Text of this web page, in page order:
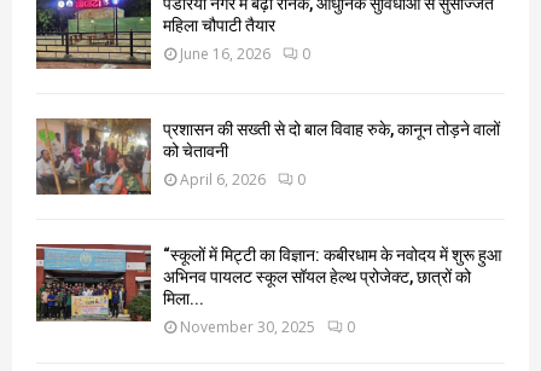
महिला चौपाटी तैयार
June 16, 2026 0
प्रशासन की सख्ती से दो बाल विवाह रुके, कानून तोड़ने वालों
को चेतावनी
April 6, 2026 0
“स्कूलों में मिट्टी का विज्ञान: कबीरधाम के नवोदय में शुरू हुआ
अभिनव पायलट स्कूल सॉयल हेल्थ प्रोजेक्ट, छात्रों को
मिला...
November 30, 2025 0